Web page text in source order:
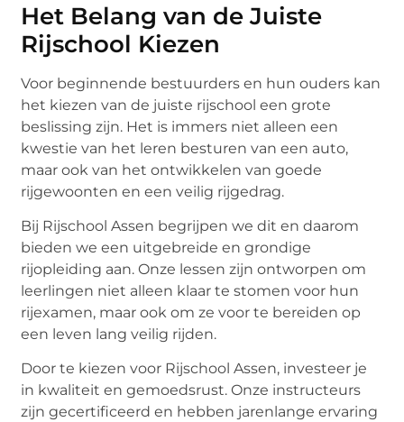
Het Belang van de Juiste
Rijschool Kiezen
Voor beginnende bestuurders en hun ouders kan
het kiezen van de juiste rijschool een grote
beslissing zijn. Het is immers niet alleen een
kwestie van het leren besturen van een auto,
maar ook van het ontwikkelen van goede
rijgewoonten en een veilig rijgedrag.
Bij Rijschool Assen begrijpen we dit en daarom
bieden we een uitgebreide en grondige
rijopleiding aan. Onze lessen zijn ontworpen om
leerlingen niet alleen klaar te stomen voor hun
rijexamen, maar ook om ze voor te bereiden op
een leven lang veilig rijden.
Door te kiezen voor Rijschool Assen, investeer je
in kwaliteit en gemoedsrust. Onze instructeurs
zijn gecertificeerd en hebben jarenlange ervaring